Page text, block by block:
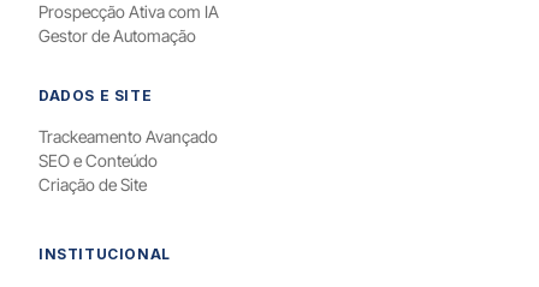
Prospecção Ativa com IA
Gestor de Automação
DADOS E SITE
Trackeamento Avançado
SEO e Conteúdo
Criação de Site
INSTITUCIONAL